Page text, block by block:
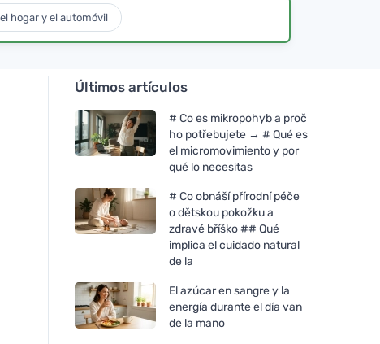
hogar y el automóvil
Últimos artículos
# Co es mikropohyb a proč
ho potřebujete → # Qué es
el micromovimiento y por
qué lo necesitas
# Co obnáší přírodní péče
o dětskou pokožku a
zdravé bříško ## Qué
implica el cuidado natural
de la
El azúcar en sangre y la
energía durante el día van
de la mano